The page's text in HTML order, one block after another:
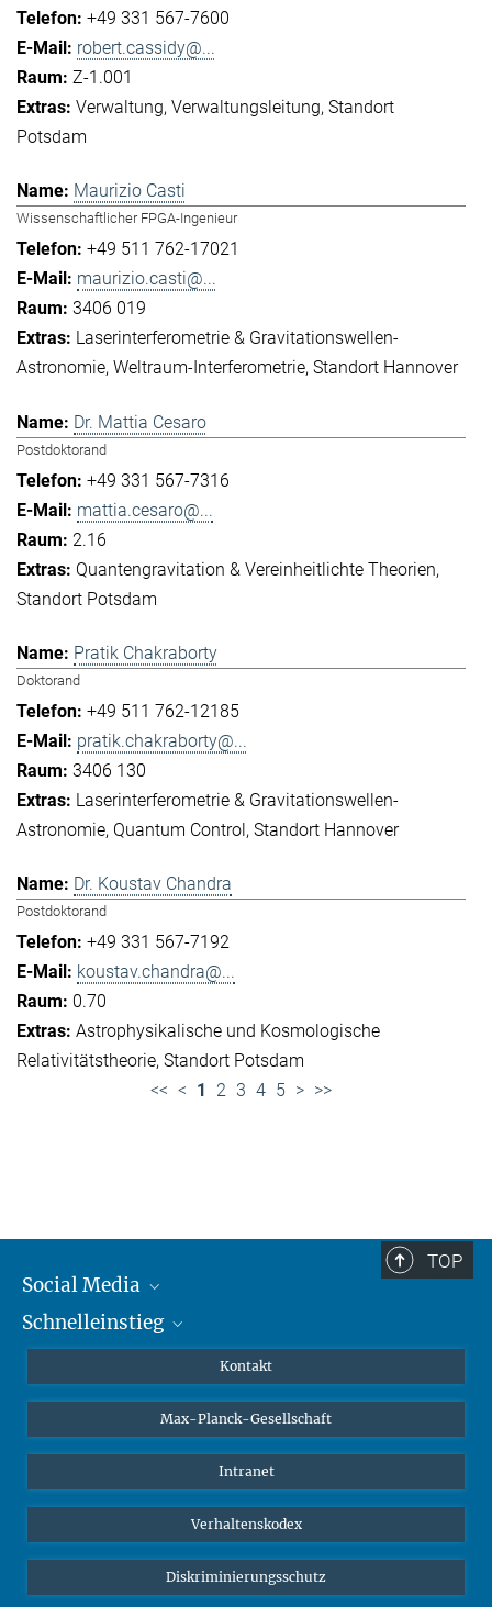
+49 331 567-7600
robert.cassidy@...
Z-1.001
Verwaltung Verwaltungsleitung Standort
Potsdam
Maurizio Casti
Wissenschaftlicher FPGA-Ingenieur
+49 511 762-17021
maurizio.casti@...
3406 019
Laserinterferometrie & Gravitationswellen-
Astronomie Weltraum-Interferometrie Standort Hannover
Dr. Mattia Cesaro
Postdoktorand
+49 331 567-7316
mattia.cesaro@...
2.16
Quantengravitation & Vereinheitlichte Theorien
Standort Potsdam
Pratik Chakraborty
Doktorand
+49 511 762-12185
pratik.chakraborty@...
3406 130
Laserinterferometrie & Gravitationswellen-
Astronomie Quantum Control Standort Hannover
Dr. Koustav Chandra
Postdoktorand
+49 331 567-7192
koustav.chandra@...
0.70
Astrophysikalische und Kosmologische
Relativitätstheorie Standort Potsdam
<< < 1 2 3 4 5 > >>
TOP
Social Media
Mastodon
Schnelleinstieg
Studierende
Schüler*innen
Öffentlichkeit
Alumnae | Alumni
Kontakt
Max-Planck-Gesellschaft
Intranet
Verhaltenskodex
Diskriminierungsschutz